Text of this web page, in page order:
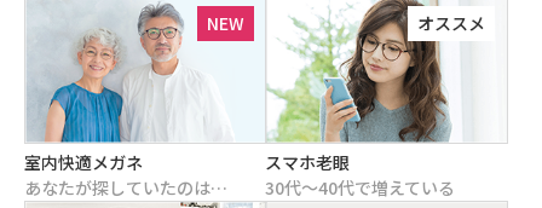
NEW
室内快適メガネ
あなたが探していたのは…
オススメ
スマホ老眼
30代～40代で増えている